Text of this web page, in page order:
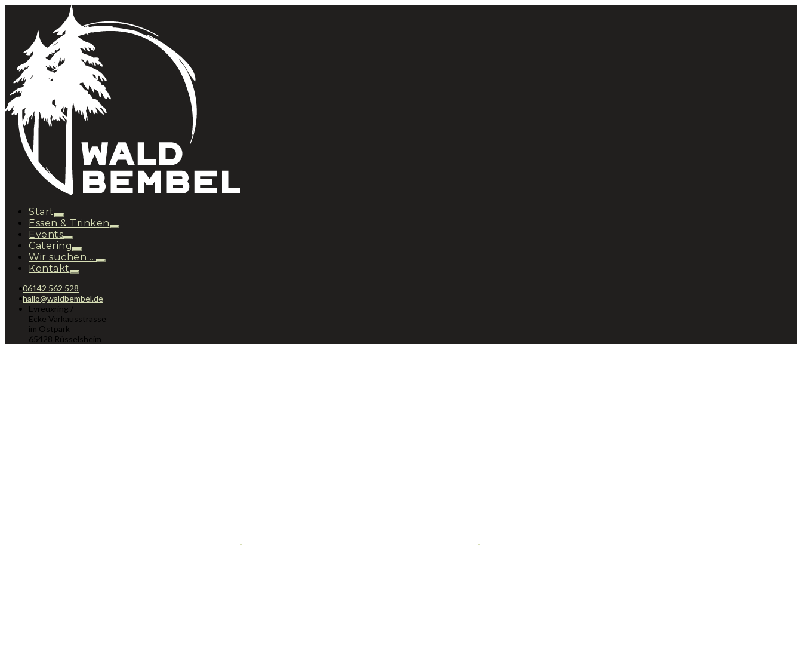
Start
Essen & Trinken
Events
Catering
Wir suchen …
Kontakt
06142 562 528
hallo@waldbembel.de
Evreuxring /
Ecke Varkausstrasse
im Ostpark
65428 Rüsselsheim